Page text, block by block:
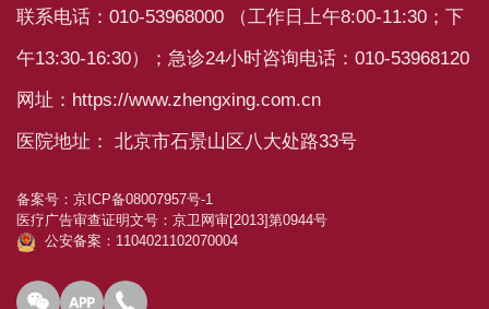
联系电话：010-53968000 （工作日上午8:00-11:30；下
午13:30-16:30）；急诊24小时咨询电话：010-53968120
网址：https://www.zhengxing.com.cn
医院地址： 北京市石景山区八大处路33号
备案号： 京ICP备08007957号-1
医疗广告审查证明文号： 京卫网审[2013]第0944号
公安备案：1104021102070004